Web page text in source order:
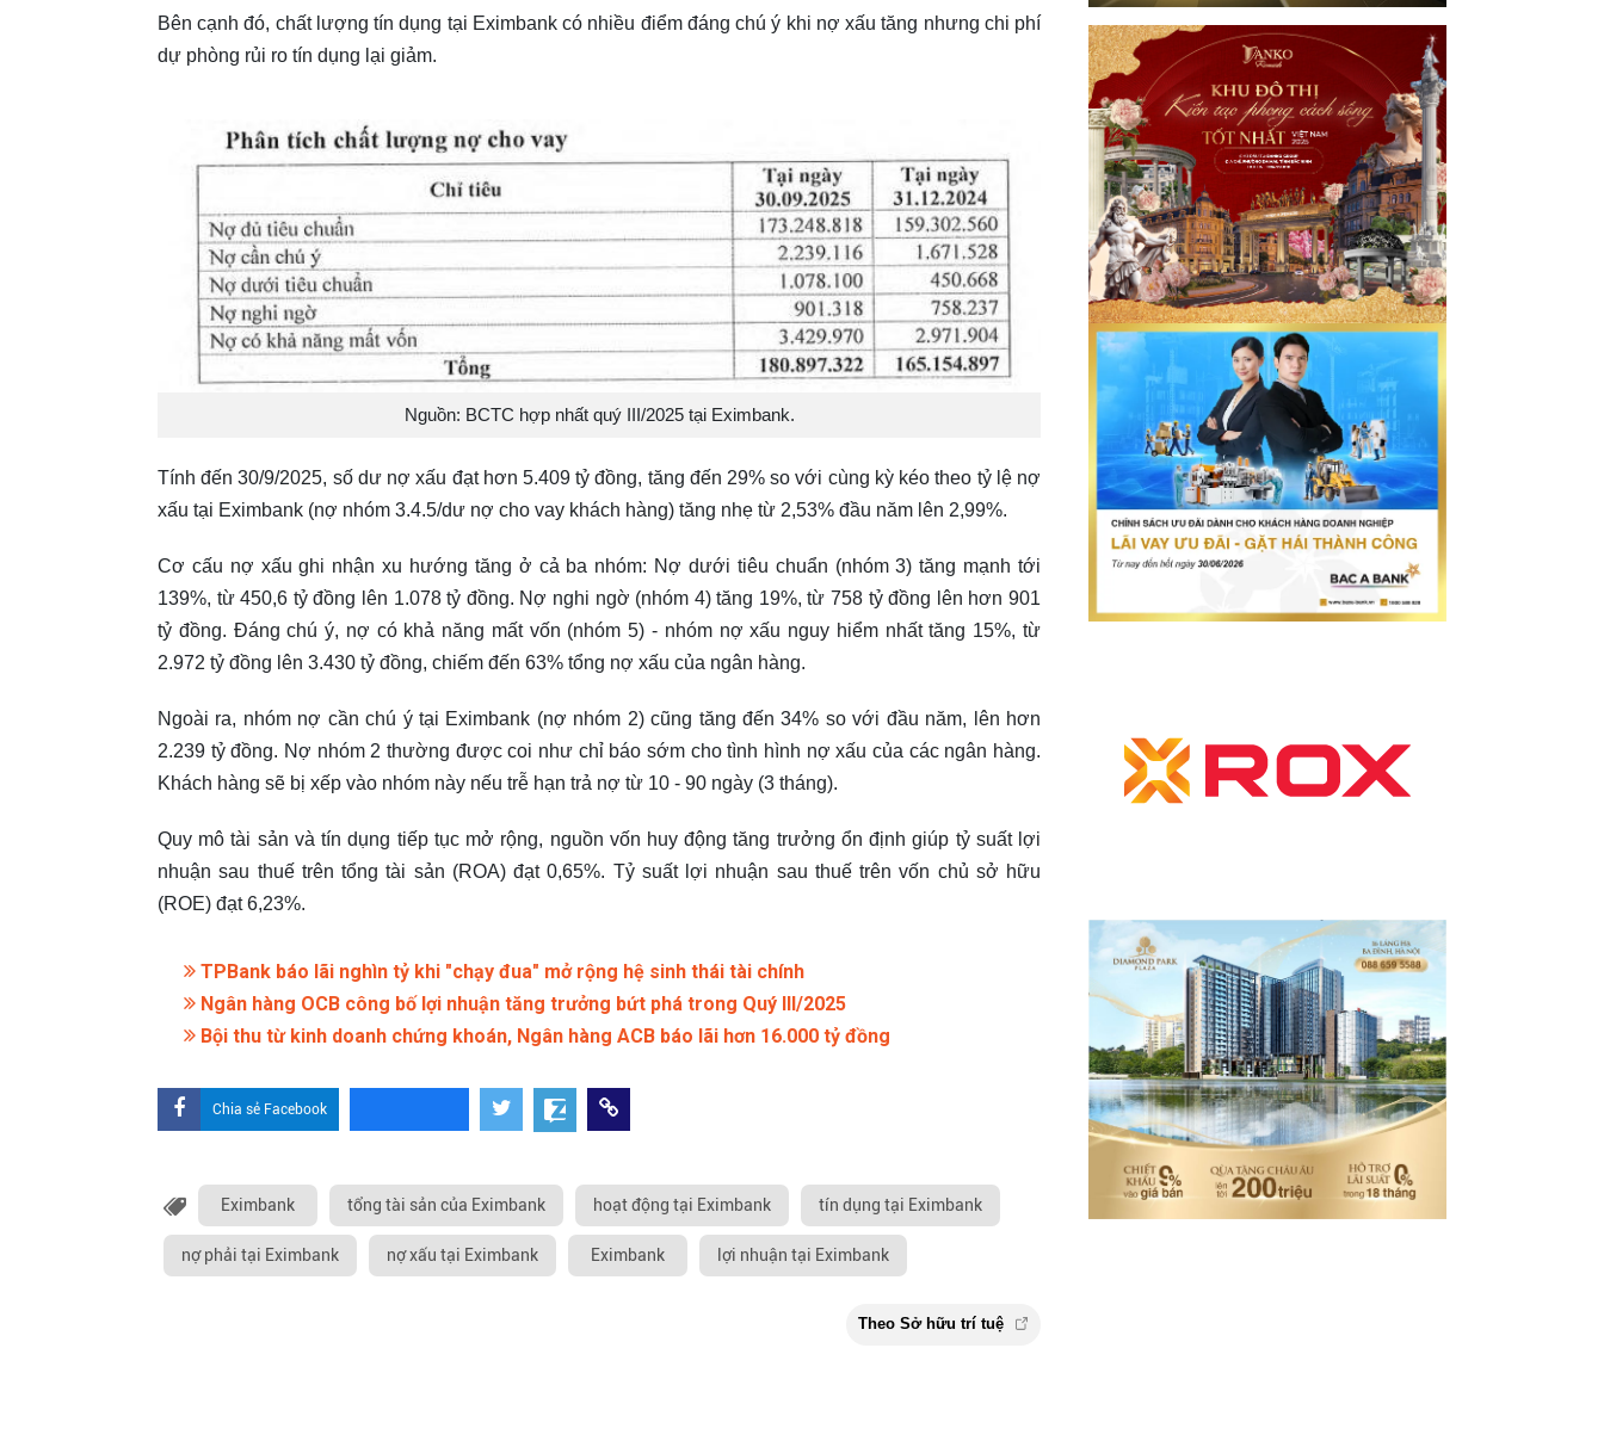
Bên cạnh đó, chất lượng tín dụng tại Eximbank có nhiều điểm đáng chú ý khi nợ xấu tăng nhưng chi phí
dự phòng rủi ro tín dụng lại giảm.
Nguồn: BCTC hợp nhất quý III/2025 tại Eximbank.
Tính đến 30/9/2025, số dư nợ xấu đạt hơn 5.409 tỷ đồng, tăng đến 29% so với cùng kỳ kéo theo tỷ lệ nợ
xấu tại Eximbank (nợ nhóm 3.4.5/dư nợ cho vay khách hàng) tăng nhẹ từ 2,53% đầu năm lên 2,99%.
Cơ cấu nợ xấu ghi nhận xu hướng tăng ở cả ba nhóm: Nợ dưới tiêu chuẩn (nhóm 3) tăng mạnh tới
139%, từ 450,6 tỷ đồng lên 1.078 tỷ đồng. Nợ nghi ngờ (nhóm 4) tăng 19%, từ 758 tỷ đồng lên hơn 901
tỷ đồng. Đáng chú ý, nợ có khả năng mất vốn (nhóm 5) - nhóm nợ xấu nguy hiểm nhất tăng 15%, từ
2.972 tỷ đồng lên 3.430 tỷ đồng, chiếm đến 63% tổng nợ xấu của ngân hàng.
Ngoài ra, nhóm nợ cần chú ý tại Eximbank (nợ nhóm 2) cũng tăng đến 34% so với đầu năm, lên hơn
2.239 tỷ đồng. Nợ nhóm 2 thường được coi như chỉ báo sớm cho tình hình nợ xấu của các ngân hàng.
Khách hàng sẽ bị xếp vào nhóm này nếu trễ hạn trả nợ từ 10 - 90 ngày (3 tháng).
Quy mô tài sản và tín dụng tiếp tục mở rộng, nguồn vốn huy động tăng trưởng ổn định giúp tỷ suất lợi
nhuận sau thuế trên tổng tài sản (ROA) đạt 0,65%. Tỷ suất lợi nhuận sau thuế trên vốn chủ sở hữu
(ROE) đạt 6,23%.
TPBank báo lãi nghìn tỷ khi "chạy đua" mở rộng hệ sinh thái tài chính
Ngân hàng OCB công bố lợi nhuận tăng trưởng bứt phá trong Quý III/2025
Bội thu từ kinh doanh chứng khoán, Ngân hàng ACB báo lãi hơn 16.000 tỷ đồng
Chia sẻ Facebook
Eximbank tổng tài sản của Eximbank hoạt động tại Eximbank tín dụng tại Eximbank
nợ phải tại Eximbank nợ xấu tại Eximbank Eximbank lợi nhuận tại Eximbank